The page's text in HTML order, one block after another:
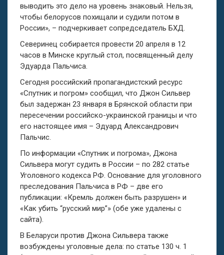
выводить это дело на уровень знаковый. Нельзя,
чтобы белорусов похищали и судили потом в
России», – подчеркивает сопредседатель БХД.
Северинец собирается провести 20 апреля в 12
часов в Минске круглый стол, посвященный делу
Эдуарда Пальчиса.
Сегодня российский пропагандистский ресурс
«Спутник и погром» сообщил, что Джон Сильвер
был задержан 23 января в Брянской области при
пересечении российско-украинской границы и что
его настоящее имя – Эдуард Александрович
Пальчис.
По информации «Спутник и погрома», Джона
Сильвера могут судить в России – по 282 статье
Уголовного кодекса РФ. Основание для уголовного
преследования Пальчиса в РФ – две его
публикации: «Кремль должен быть разрушен» и
«Как убить “русский мир”» (обе уже удалены с
сайта).
В Беларуси против Джона Сильвера также
возбуждены уголовные дела: по статье 130 ч. 1